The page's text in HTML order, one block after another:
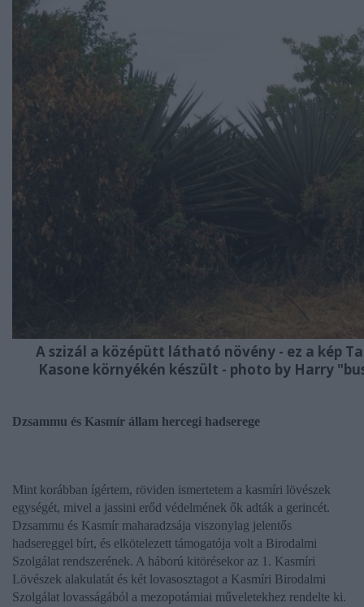
A szizál a középütt látható növény - ez a kép
Kasone környékén készült - photo by Harry
Dzsammu és Kasmír állam hercegi hadserege
Mint korábban ígértem, röviden ismertetem a kasmíri lövészek
egységét, mivel a jassini erőd védelmének ők adták a gerincét.
Dzsammu és Kasmír maharadzsája viszonylag jelentős
hadsereggel bírt, és elkötelezett támogatója volt a Birodalmi
Szolgálat rendszerének. A háború kitörésekor az 1. Kasmíri
Lövészek alakulatát és két lovasosztagot a Kasmíri Birodalmi
Szolgálat lovasságából a mezopotámiai műveletekhez rendelte ki.